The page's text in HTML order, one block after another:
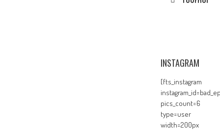
INSTAGRAM
[fts_instagram
pics_count=6
type=user
width=200px